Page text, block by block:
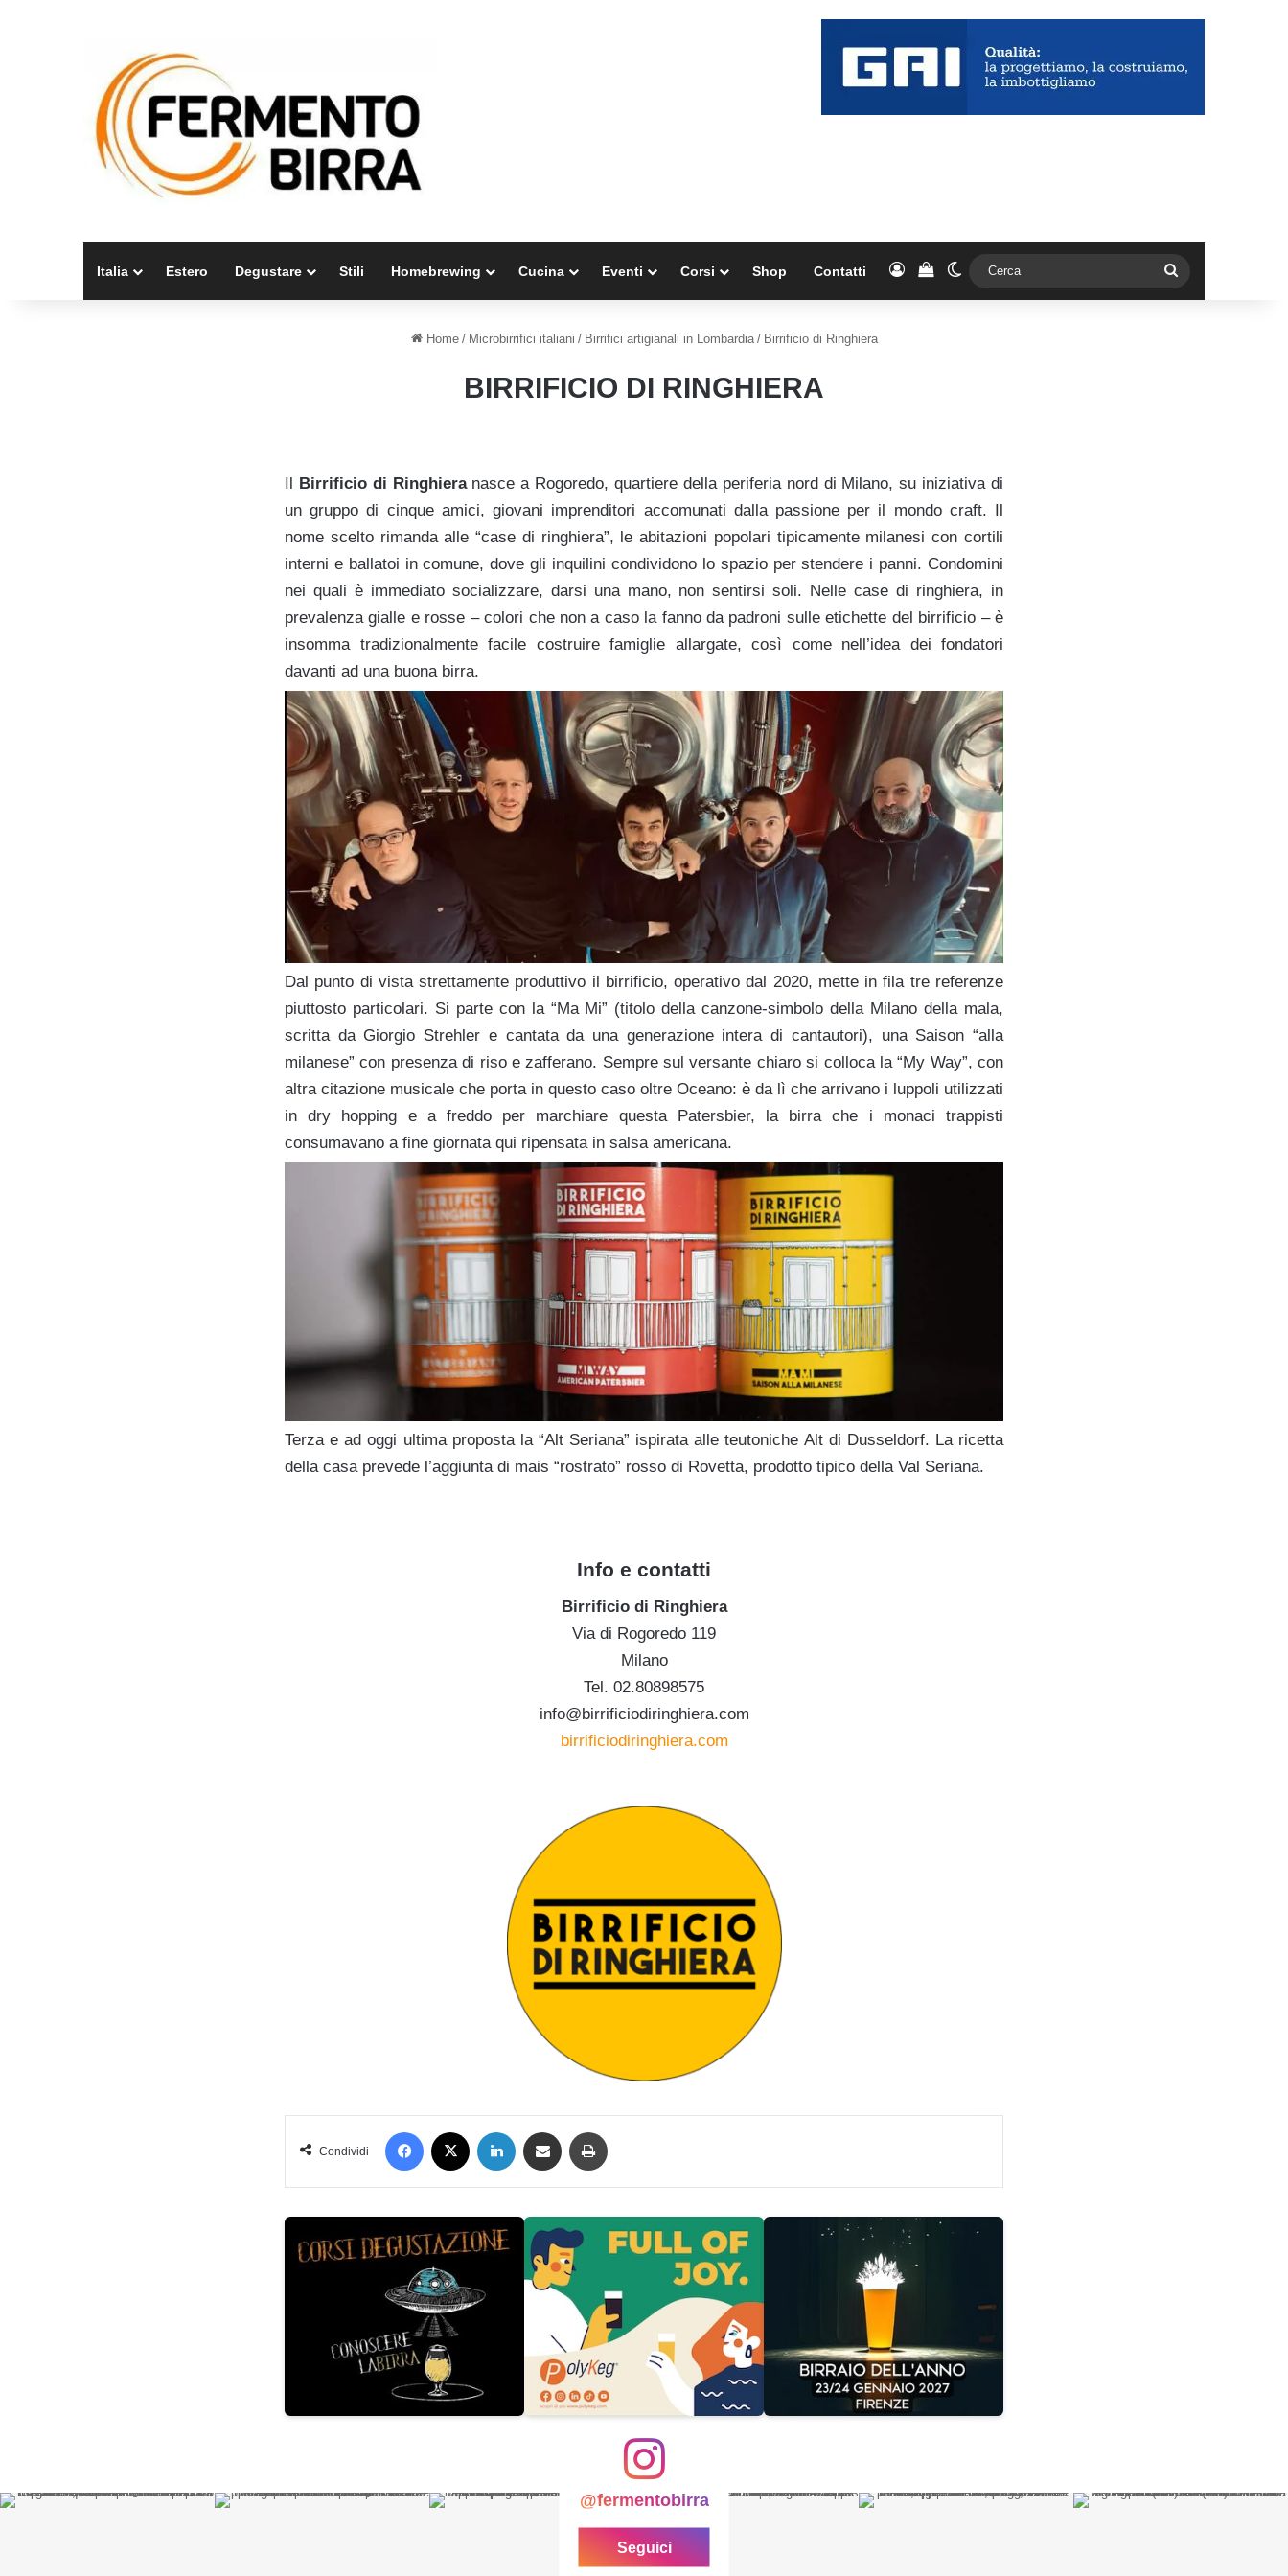
Italia Estero Degustare Stili Homebrewing Cucina Eventi Corsi Shop Contatti AccediVedi il carrello
Cambia aspetto
Home / Microbirrifici italiani / Birrifici artigianali in Lombardia / Birrificio di Ringhiera
BIRRIFICIO DI RINGHIERA
Il Birrificio di Ringhieranasce a Rogoredo, quartiere della periferia nord di Milano, su iniziativa di
un gruppo di cinque amici, giovani imprenditori accomunati dalla passione per il mondo craft. Il
nome scelto rimanda alle “case di ringhiera”, le abitazioni popolari tipicamente milanesi con cortili
interni e ballatoi in comune, dove gli inquilini condividono lo spazio per stendere i panni. Condomini
nei quali è immediato socializzare, darsi una mano, non sentirsi soli. Nelle case di ringhiera, in
prevalenza gialle e rosse – colori che non a caso la fanno da padroni sulle etichette del birrificio – è
insomma tradizionalmente facile costruire famiglie allargate, così come nell’idea dei fondatori
davanti ad una buona birra.
Dal punto di vista strettamente produttivo il birrificio, operativo dal 2020, mette in fila tre referenze
piuttosto particolari. Si parte con la “Ma Mi” (titolo della canzone-simbolo della Milano della mala,
scritta da Giorgio Strehler e cantata da una generazione intera di cantautori), una Saison “alla
milanese” con presenza di riso e zafferano. Sempre sul versante chiaro si colloca la “My Way”, con
altra citazione musicale che porta in questo caso oltre Oceano: è da lì che arrivano i luppoli utilizzati
in dry hopping e a freddo per marchiare questa Patersbier, la birra che i monaci trappisti
consumavano a fine giornata qui ripensata in salsa americana.
Terza e ad oggi ultima proposta la “Alt Seriana” ispirata alle teutoniche Alt di Dusseldorf. La ricetta
della casa prevede l’aggiunta di mais “rostrato” rosso di Rovetta, prodotto tipico della Val Seriana.
Info e contatti
Birrificio di Ringhiera
Via di Rogoredo 119
Milano
Tel. 02.80898575
info@birrificiodiringhiera.com
birrificiodiringhiera.com
Condividi
Facebook LinkedIn Condividi via mail
@fermentobirra
Seguici